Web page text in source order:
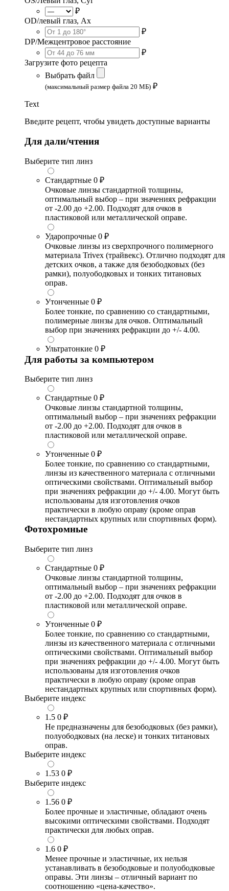
₽
OD/левый глаз, Ax
₽
DP/Межцентровое расстояние
₽
Загрузите фото рецепта
Выбрать файл
(максимальный размер файла 20 МБ) ₽
Text
Введите рецепт, чтобы увидеть доступные варианты
Для дали/чтения
Выберите тип линз
Стандартные 0 ₽
Очковые линзы стандартной толщины,
оптимальный выбор – при значениях рефракции
от -2.00 до +2.00. Подходят для очков в
пластиковой или металлической оправе.
Ударопрочные 0 ₽
Очковые линзы из сверхпрочного полимерного
материала Trivex (трайвекс). Отлично подходят для
детских очков, а также для безободковых (без
рамки), полуободковых и тонких титановых
оправ.
Утонченные 0 ₽
Более тонкие, по сравнению со стандартными,
полимерные линзы для очков. Оптимальный
выбор при значениях рефракции до +/- 4.00.
Ультратонкие 0 ₽
Для работы за компьютером
Выберите тип линз
Стандартные 0 ₽
Очковые линзы стандартной толщины,
оптимальный выбор – при значениях рефракции
от -2.00 до +2.00. Подходят для очков в
пластиковой или металлической оправе.
Утонченные 0 ₽
Более тонкие, по сравнению со стандартными,
линзы из качественного материала с отличными
оптическими свойствами. Оптимальный выбор
при значениях рефракции до +/- 4.00. Могут быть
использованы для изготовления очков
практически в любую оправу (кроме оправ
нестандартных крупных или спортивных форм).
Фотохромные
Выберите тип линз
Стандартные 0 ₽
Очковые линзы стандартной толщины,
оптимальный выбор – при значениях рефракции
от -2.00 до +2.00. Подходят для очков в
пластиковой или металлической оправе.
Утонченные 0 ₽
Более тонкие, по сравнению со стандартными,
линзы из качественного материала с отличными
оптическими свойствами. Оптимальный выбор
при значениях рефракции до +/- 4.00. Могут быть
использованы для изготовления очков
практически в любую оправу (кроме оправ
нестандартных крупных или спортивных форм).
Выберите индекс
1.5 0 ₽
Не предназначены для безободковых (без рамки),
полуободковых (на леске) и тонких титановых
оправ.
Выберите индекс
1.53 0 ₽
Выберите индекс
1.56 0 ₽
Более прочные и эластичные, обладают очень
высокими оптическими свойствами. Подходят
практически для любых оправ.
1.6 0 ₽
Менее прочные и эластичные, их нельзя
устанавливать в безободковые и полуободковые
оправы. Эти линзы – отличный вариант по
соотношению «цена-качество».